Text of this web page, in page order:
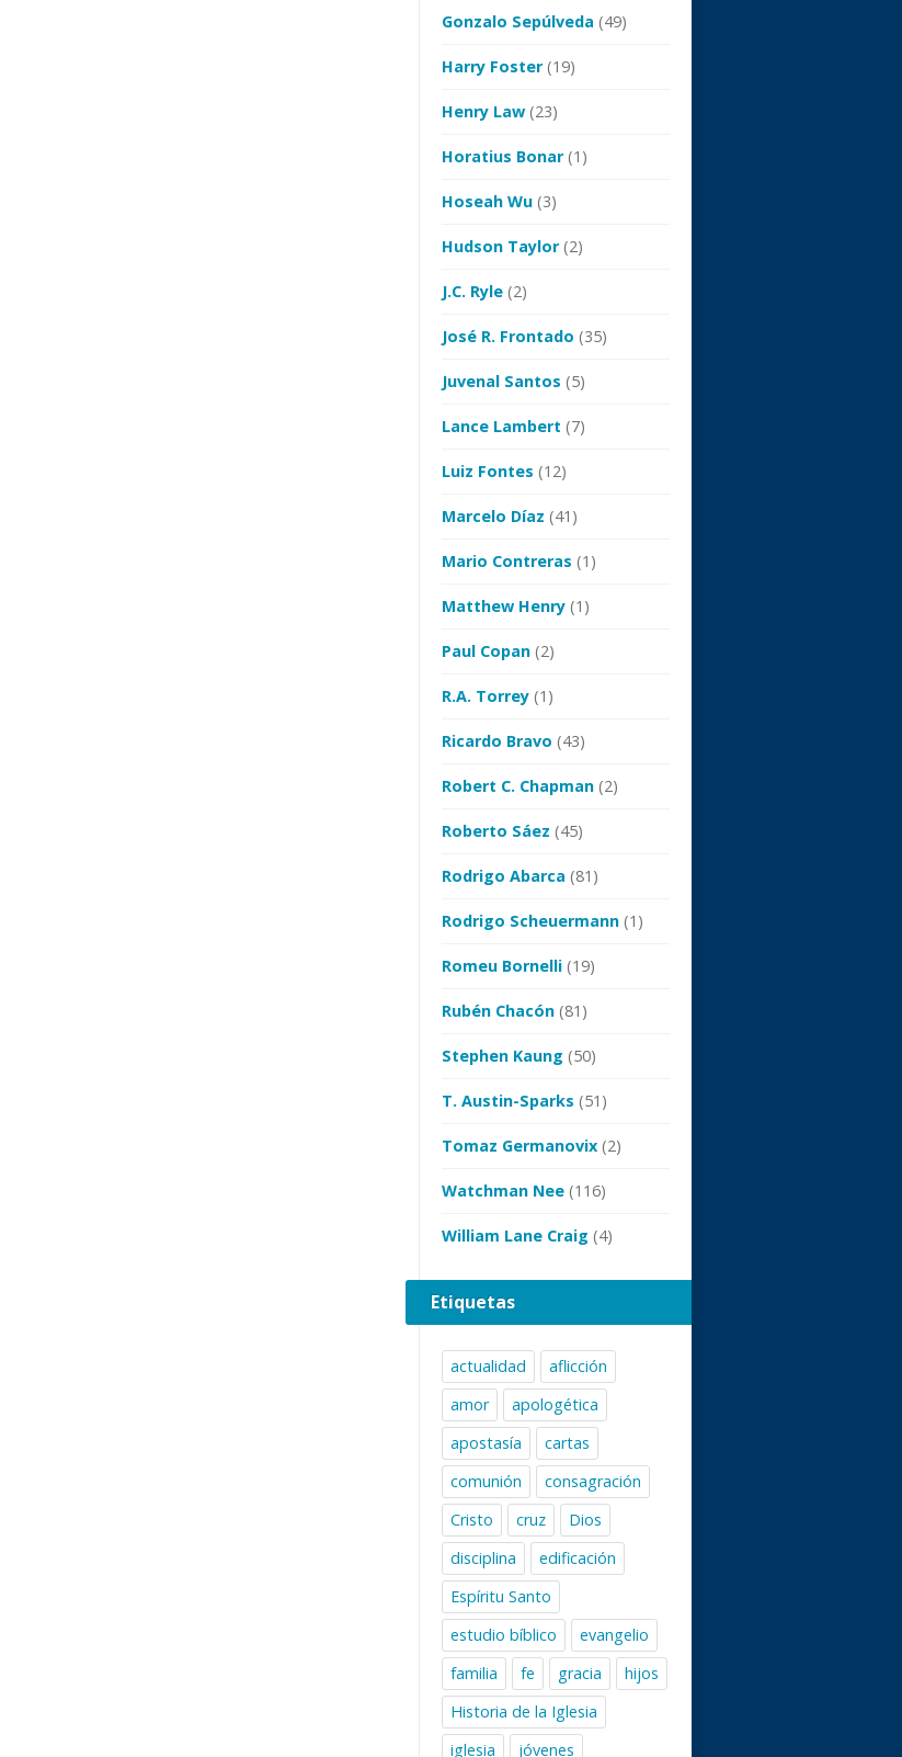
Gonzalo Sepúlveda (49)
Harry Foster(19)
Henry Law (23)
Horatius Bonar(1)
Hoseah Wu (3)
Hudson Taylor(2)
J.C. Ryle (2)
José R. Frontado (35)
Juvenal Santos (5)
Lance Lambert (7)
Luiz Fontes (12)
Marcelo Díaz (41)
Mario Contreras (1)
Matthew Henry (1)
Paul Copan (2)
R.A. Torrey (1)
Ricardo Bravo (43)
Robert C. Chapman (2)
Roberto Sáez (45)
Rodrigo Abarca (81)
Rodrigo Scheuermann (1)
Romeu Bornelli (19)
Rubén Chacón (81)
Stephen Kaung (50)
T. Austin-Sparks (51)
Tomaz Germanovix (2)
Watchman Nee (116)
William Lane Craig (4)
Etiquetas
actualidad
aflicción
amor
apologética
apostasía
cartas
comunión
consagración
Cristo
cruz
Dios
disciplina
edificación
Espíritu Santo
estudio bíblico
evangelio
familia
fe gracia
hijos
Historia de la Iglesia
iglesia
jóvenes